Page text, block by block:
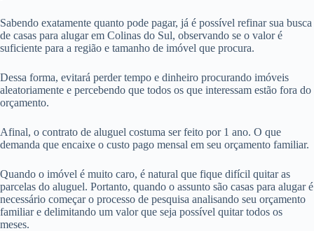
Sabendo exatamente quanto pode pagar, já é possível refinar sua busca
de casas para alugar em Colinas do Sul, observando se o valor é
suficiente para a região e tamanho de imóvel que procura.
Dessa forma, evitará perder tempo e dinheiro procurando imóveis
aleatoriamente e percebendo que todos os que interessam estão fora do
orçamento.
Afinal, o contrato de aluguel costuma ser feito por 1 ano. O que
demanda que encaixe o custo pago mensal em seu orçamento familiar.
Quando o imóvel é muito caro, é natural que fique difícil quitar as
parcelas do aluguel. Portanto, quando o assunto são casas para alugar é
necessário começar o processo de pesquisa analisando seu orçamento
familiar e delimitando um valor que seja possível quitar todos os
meses.